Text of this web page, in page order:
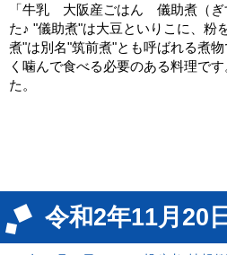
「牛乳 大阪産ごはん 儀助煮（ぎ
た♪ "儀助煮"は大豆といりこに、粉
煮"は別名"筑前煮"とも呼ばれる煮
く噛んで食べる必要のある料理で
た。
令和2年11月20